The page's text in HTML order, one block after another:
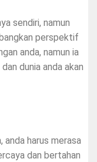
sendiri, namun
perspektif
anda, namun ia
dunia anda akan
anda harus merasa
dan bertahan